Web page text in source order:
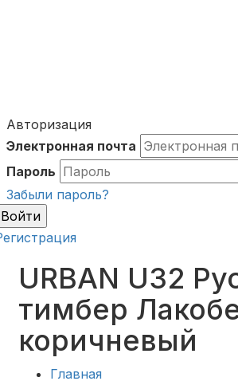
Авторизация
Электронная почта
Пароль
Забыли пароль?
Войти
URBAN U32
тимбер
коричневый
Главная